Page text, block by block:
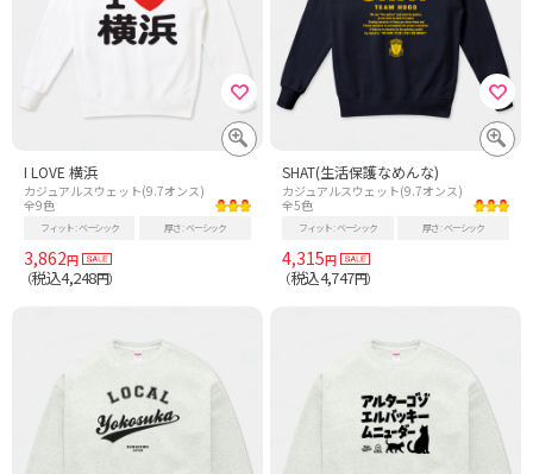
I LOVE 横浜
カジュアルスウェット(9.7オンス)
全9色
フィット ベーシック 厚さ ベーシック
3,862円
（税込4,248円）
SHAT(生活保護なめんな)
カジュアルスウェット(9.7オンス)
全5色
フィット ベーシック 厚さ ベーシック
4,315円
（税込4,747円）